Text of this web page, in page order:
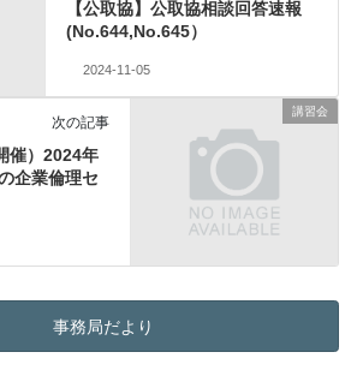
【公取協】公取協相談回答速報
(No.644,No.645）
2024-11-05
講習会
次の記事
催）2024年
企業倫理セ
事務局だより